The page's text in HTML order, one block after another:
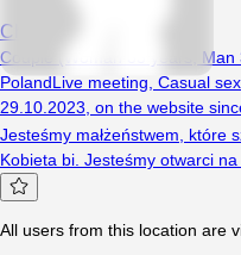
Chetniszukamy
Couple (Woman 33 years, Man
PolandLive meeting Casual sex
29.10.2023 on the website
Jesteśmy małżeństwem, które
Kobieta bi. Jesteśmy otwarci na
All users from this location are